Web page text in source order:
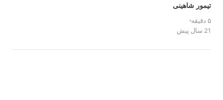
تیمور شاهینی
۵ دقیقه
21 سال پیش